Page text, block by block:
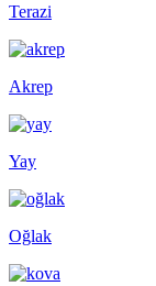
Terazi
Akrep
Yay
Oğlak